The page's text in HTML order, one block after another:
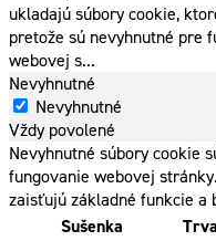
ukladajú súbory cookie,
pretože sú nevyhnutné pre
webovej s...
Nevyhnutné
Nevyhnutné
Vždy povolené
Nevyhnutné súbory cookie
fungovanie webovej
zaisťujú základné funkcie a
Sušenka